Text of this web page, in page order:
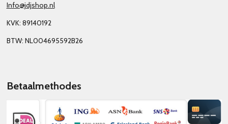
Info@jdjshop.nl
KVK: 89140192
BTW: NL004695592B26
Betaalmethodes